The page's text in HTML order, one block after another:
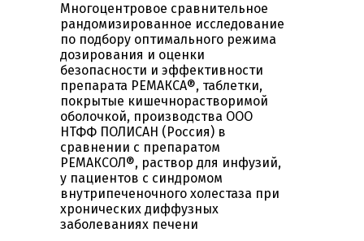
Многоцентровое сравнительное
рандомизированное исследование
по подбору оптимального режима
дозирования и оценки
безопасности и эффективности
препарата РЕМАКСА®, таблетки,
покрытые кишечнорастворимой
оболочкой, производства ООО
НТФФ ПОЛИСАН (Россия) в
сравнении с препаратом
РЕМАКСОЛ®, раствор для инфузий,
у пациентов с синдромом
внутрипеченочного холестаза при
хронических диффузных
заболеваниях печени